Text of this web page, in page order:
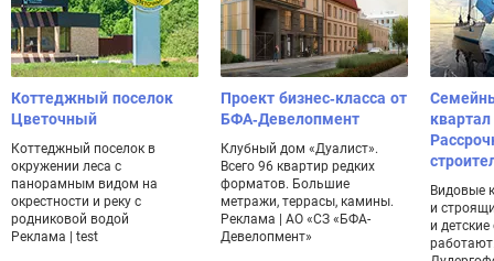
Коттеджный поселок
Цветочный
Коттеджный поселок в
окружении леса с
панорамным видом на
окрестности и реку с
родниковой водой
Реклама | test
Проект бизнес-класса от
БФА-Девелопмент
Клубный дом «Дуалист».
Всего 96 квартир редких
форматов. Большие
метражи, террасы, камины.
Реклама | АО «СЗ «БФА-
Девелопмент»
Видовые
и
и